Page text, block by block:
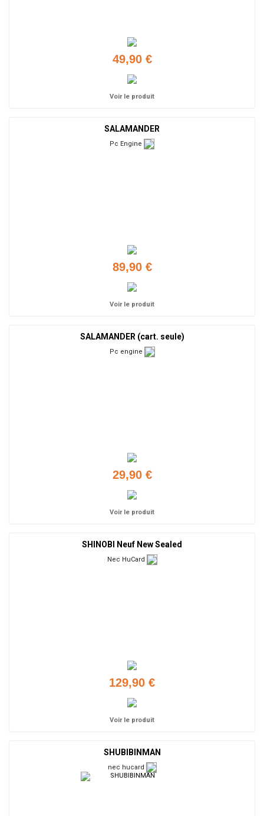
49,90 €
Voir le produit
SALAMANDER
Pc Engine
89,90 €
Voir le produit
SALAMANDER (cart. seule)
Pc engine
29,90 €
Voir le produit
SHINOBI Neuf New Sealed
Nec HuCard
129,90 €
Voir le produit
SHUBIBINMAN
nec hucard